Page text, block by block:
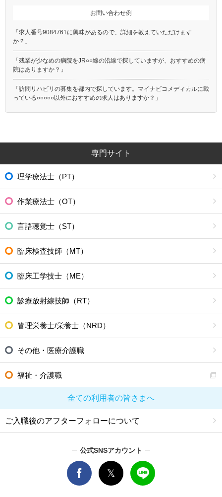
お問い合わせ例
「求人番号9084761に興味があるので、詳細を教えていただけます
か？」
「残業が少なめの病院をJR○○線の沿線で探していますが、おすすめの病
院はありますか？」
「訪問リハビリの募集を都内で探しています。マイナビコメディカルに載
っている○○○○○以外におすすめの求人はありますか？」
専門サイト
理学療法士（PT）
作業療法士（OT）
言語聴覚士（ST）
臨床検査技師（MT）
臨床工学技士（ME）
診療放射線技師（RT）
管理栄養士/栄養士（NRD）
その他・医療介護職
福祉・介護職
全ての利用者の皆さまへ
ご入職後のアフターフォローについて
公式SNSアカウント